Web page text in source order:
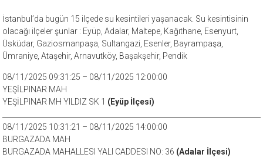
İstanbul’da bugün 15 ilçede su kesintileri yaşanacak. Su kesintisinin
olacağı ilçeler şunlar : Eyüp, Adalar, Maltepe, Kağıthane, Esenyurt,
Üsküdar, Gaziosmanpaşa, Sultangazi, Esenler, Bayrampaşa,
Ümraniye, Ataşehir, Arnavutköy, Başakşehir, Pendik
08/11/2025 09:31:25 – 08/11/2025 12:00:00
YEŞİLPINAR MAH
YEŞİLPINAR MH YILDIZ SK 1 (Eyüp İlçesi)
08/11/2025 10:31:21 – 08/11/2025 14:00:00
BURGAZADA MAH
BURGAZADA MAHALLESI YALI CADDESI NO: 36 (Adalar İlçesi)